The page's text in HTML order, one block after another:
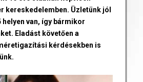
kereskedelemben. Üzletünk jól
van, így bármikor
Eladást követően a
kérdésekben is